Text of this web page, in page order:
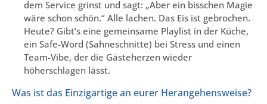
dem Service grinst und sagt: „Aber ein bisschen Magie
wäre schon schön.“ Alle lachen. Das Eis ist gebrochen.
Heute? Gibt’s eine gemeinsame Playlist in der Küche,
ein Safe-Word (Sahneschnitte) bei Stress und einen
Team-Vibe, der die Gästeherzen wieder
höherschlagen lässt.
Was ist das Einzigartige an eurer Herangehensweise?